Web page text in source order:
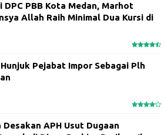
DPC PBB Kota Medan, Marhot
Allah Raih Minimal Dua Kursi di
Pejabat Impor Sebagai Plh
Desakan APH Usut Dugaan